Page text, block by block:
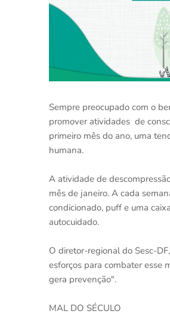
Sempre preocupado com o
promover atividades de
primeiro mês do ano, uma
humana.
A atividade de
mês de janeiro. A cada
condicionado, puff e uma
autocuidado.
O diretor-regional do Sesc-
esforços para combater esse
gera prevenção".
MAL DO SÉCULO